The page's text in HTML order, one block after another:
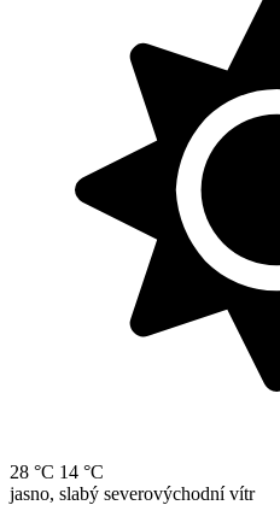
28 °C 14 °C
jasno, slabý severovýchodní vítr